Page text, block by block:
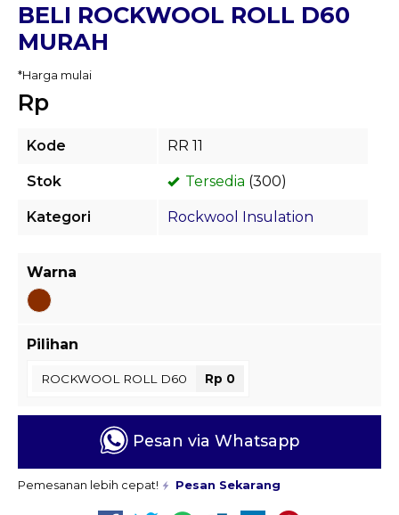
BELI ROCKWOOL ROLL D60
MURAH
*Harga mulai
Rp
Kode RR 11
Stok Tersedia (300)
Kategori Rockwool Insulation
Warna
Pilihan
ROCKWOOL ROLL D60 Rp 0
Pesan via Whatsapp
Pemesanan lebih cepat! Pesan Sekarang